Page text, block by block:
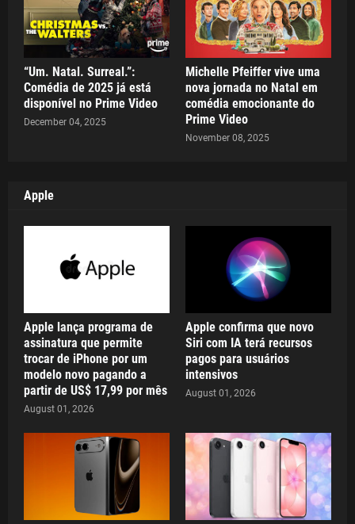
“Um. Natal. Surreal.”:
Comédia de 2025 já está
disponível no Prime Video
December 04, 2025
Michelle Pfeiffer vive uma
nova jornada no Natal em
comédia emocionante do
Prime Video
November 08, 2025
Apple
Apple lança programa de
assinatura que permite
trocar de iPhone por um
modelo novo pagando a
partir de US$ 17,99 por mês
August 01, 2026
Apple confirma que novo
Siri com IA terá recursos
pagos para usuários
intensivos
August 01, 2026